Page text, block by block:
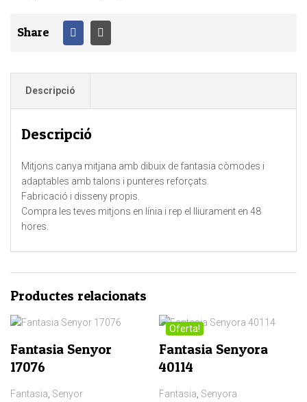
Share
Descripció
Descripció
Mitjons canya mitjana amb dibuix de fantasia còmodes i
adaptables amb talons i punteres reforçats.
Fabricació i disseny propis.
Compra les teves mitjons en línia i rep el lliurament en 48
hores.
Productes relacionats
Fantasia Senyor
17076
Fantasia Senyor
Oferta!
Fantasia Senyora
40114
Fantasia Senyora